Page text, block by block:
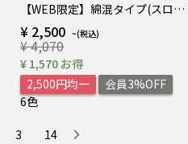
【WEB限定】綿混タイプ(スロギーG028) カップ付きハーフトップ
¥ 2,500
¥ 4,070
¥ 1,570 お得
2,500円均一
会員3%OFF
6色
3 14